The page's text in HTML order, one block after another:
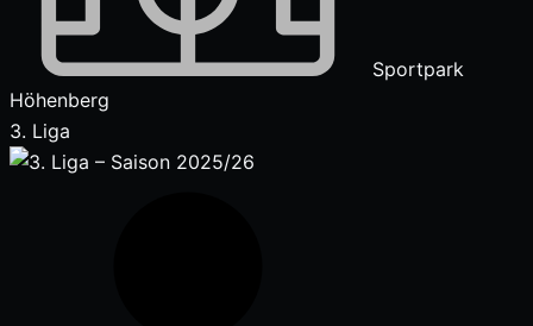
Sportpark
Höhenberg
3. Liga